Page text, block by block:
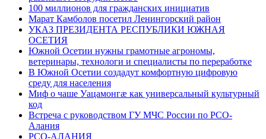
100 миллионов для гражданских инициатив
Марат Камболов посетил Ленингорский район
УКАЗ ПРЕЗИДЕНТА РЕСПУБЛИКИ ЮЖНАЯ
ОСЕТИЯ
Южной Осетии нужны грамотные агрономы,
ветеринары, технологи и специалисты по переработке
В Южной Осетии создадут комфортную цифровую
среду для населения
Миф о чаше Уацамонгæ как универсальный культурный
код
Встреча с руководством ГУ МЧС России по РСО-
Алания
РСО-АЛАНИЯ